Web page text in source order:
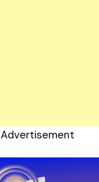
Advertisement